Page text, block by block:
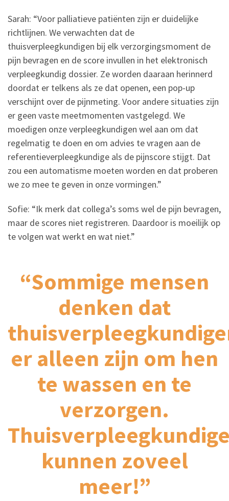
Sarah: “Voor palliatieve patiënten zijn er duidelijke
richtlijnen. We verwachten dat de
thuisverpleegkundigen bij elk verzorgingsmoment de
pijn bevragen en de score invullen in het elektronisch
verpleegkundig dossier. Ze worden daaraan herinnerd
doordat er telkens als ze dat openen, een pop-up
verschijnt over de pijnmeting. Voor andere situaties zijn
er geen vaste meetmomenten vastgelegd. We
moedigen onze verpleegkundigen wel aan om dat
regelmatig te doen en om advies te vragen aan de
referentieverpleegkundige als de pijnscore stijgt. Dat
zou een automatisme moeten worden en dat proberen
we zo mee te geven in onze vormingen.”
Sofie: “Ik merk dat collega’s soms wel de pijn bevragen,
maar de scores niet registreren. Daardoor is moeilijk op
te volgen wat werkt en wat niet.”
“Sommige mensen
denken dat
er alleen zijn om hen
te wassen en te
verzorgen.
kunnen zoveel
meer!”